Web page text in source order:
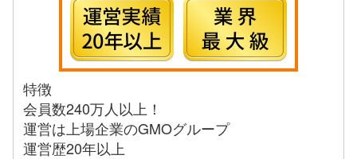
特徴
会員数240万人以上！
運営は上場企業のGMOグループ
運営歴20年以上